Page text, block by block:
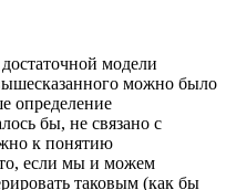
модели
можно было
определение
бы, не связано с
к понятию
если мы и можем
таковым (как бы